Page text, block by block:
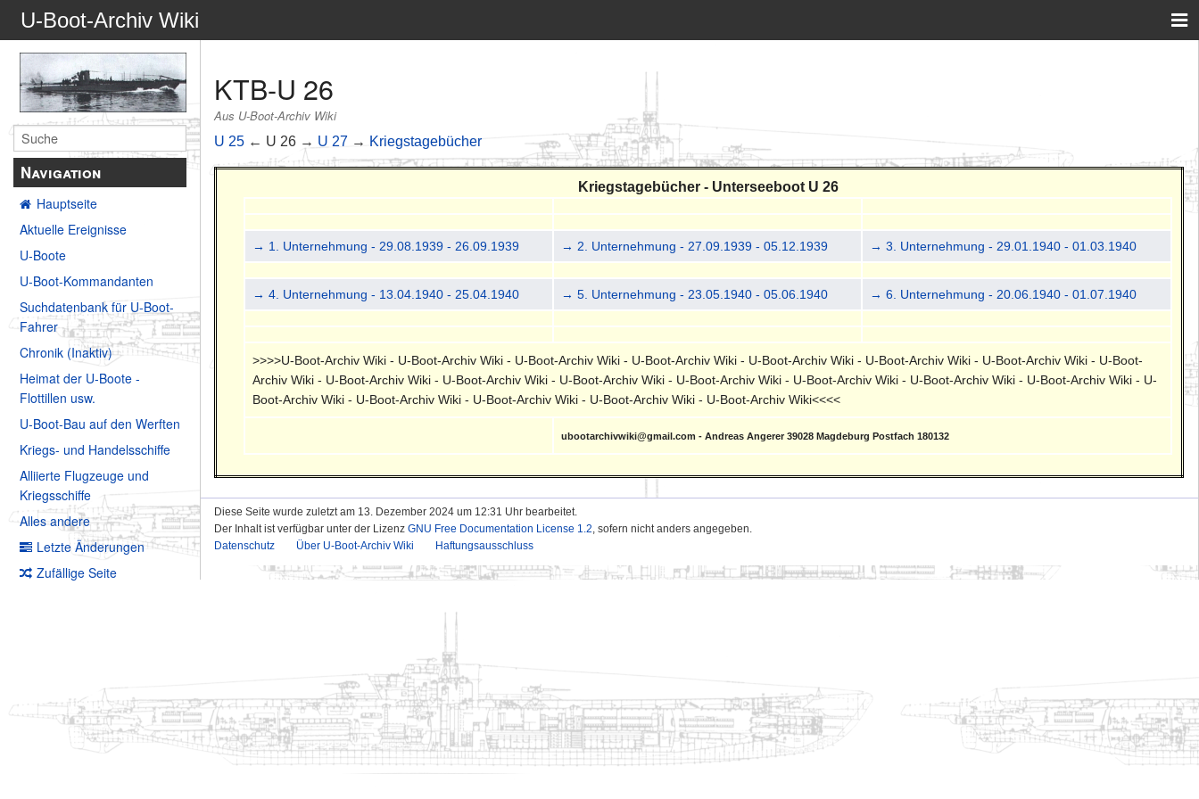
U-Boot-Archiv Wiki
Navigation
Hauptseite
Aktuelle Ereignisse
U-Boote
U-Boot-Kommandanten
Suchdatenbank für U-Boot-
Fahrer
Chronik (Inaktiv)
Heimat der U-Boote -
Flottillen usw.
U-Boot-Bau auf den Werften
Kriegs- und Handelsschiffe
Alliierte Flugzeuge und
Kriegsschiffe
Alles andere
Letzte Änderungen
Zufällige Seite
KTB-U 26
Aus U-Boot-Archiv Wiki
U 25 ← U 26 → U 27 → Kriegstagebücher
Kriegstagebücher - Unterseeboot U 26
→ 1. Unternehmung - 29.08.1939 - 26.09.1939 → 2. Unternehmung - 27.09.1939 - 05.12.1939 → 3. Unternehmung - 29.01.1940 - 01.03.1940
→ 4. Unternehmung - 13.04.1940 - 25.04.1940 → 5. Unternehmung - 23.05.1940 - 05.06.1940 → 6. Unternehmung - 20.06.1940 - 01.07.1940
>>>>U-Boot-Archiv Wiki - U-Boot-Archiv Wiki - U-Boot-Archiv Wiki - U-Boot-Archiv Wiki - U-Boot-Archiv Wiki - U-Boot-Archiv Wiki - U-Boot-Archiv Wiki - U-Boot-
Archiv Wiki - U-Boot-Archiv Wiki - U-Boot-Archiv Wiki - U-Boot-Archiv Wiki - U-Boot-Archiv Wiki - U-Boot-Archiv Wiki - U-Boot-Archiv Wiki - U-Boot-Archiv Wiki - U-
Boot-Archiv Wiki - U-Boot-Archiv Wiki - U-Boot-Archiv Wiki - U-Boot-Archiv Wiki - U-Boot-Archiv Wiki<<<<
ubootarchivwiki@gmail.com - Andreas Angerer 39028 Magdeburg Postfach 180132
Diese Seite wurde zuletzt am 13. Dezember 2024 um 12:31 Uhr bearbeitet.
Der Inhalt ist verfügbar unter der LizenzGNU Free Documentation License 1.2 , sofern nicht anders angegeben.
Datenschutz
Über U-Boot-Archiv Wiki Haftungsausschluss